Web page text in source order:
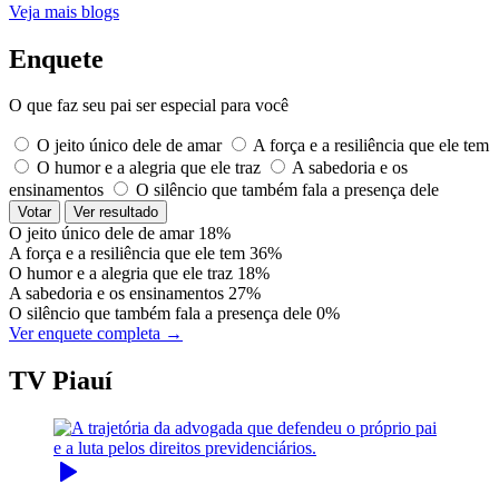
Veja mais blogs
Enquete
O que faz seu pai ser especial para você
O jeito único dele de amar
A força e a resiliência que ele tem
O humor e a alegria que ele traz
A sabedoria e os
ensinamentos
O silêncio que também fala a presença dele
Votar Ver resultado
O jeito único dele de amar 18%
A força e a resiliência que ele tem 36%
O humor e a alegria que ele traz 18%
A sabedoria e os ensinamentos 27%
O silêncio que também fala a presença dele 0%
Ver enquete completa →
TV Piauí